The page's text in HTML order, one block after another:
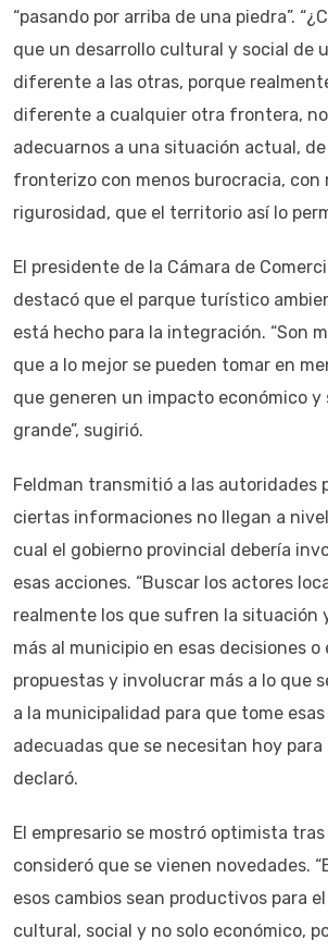
“pasando por arriba de una piedra”.
que un desarrollo cultural y social de
diferente a las otras, porque
diferente a cualquier otra frontera,
adecuarnos a una situación actual,
fronterizo con menos burocracia, con
rigurosidad, que el territorio así lo
El presidente de la Cámara de
destacó que el parque turístico
está hecho para la integración. “Son
que a lo mejor se pueden tomar en
que generen un impacto económico y
grande”, sugirió.
Feldman transmitió a las autoridades
ciertas informaciones no llegan a
cual el gobierno provincial debería
esas acciones. “Buscar los actores
realmente los que sufren la situación
más al municipio en esas decisiones o
propuestas y involucrar más a lo que
a la municipalidad para que tome
adecuadas que se necesitan hoy para
declaró.
El empresario se mostró optimista
consideró que se vienen novedades.
esos cambios sean productivos para
cultural, social y no solo económico,